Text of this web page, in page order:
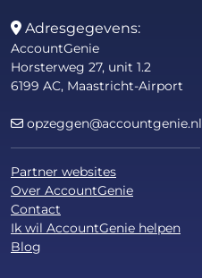
Adresgegevens:
AccountGenie
Horsterweg 27, unit 1.2
6199 AC, Maastricht-Airport
opzeggen@accountgenie.nl
Partner websites
Over AccountGenie
Contact
Ik wil AccountGenie helpen
Blog